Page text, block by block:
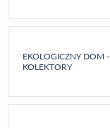
EKOLOGICZNY DOM -
KOLEKTORY